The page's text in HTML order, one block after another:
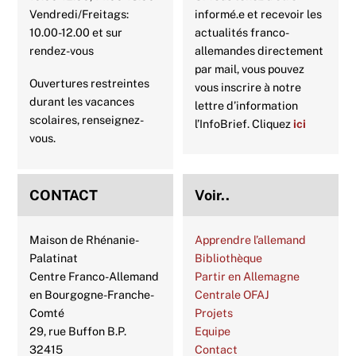
Vendredi/Freitags:
10.00-12.00 et sur
rendez-vous
Ouvertures restreintes
durant les vacances
scolaires, renseignez-
vous.
informé.e et recevoir les
actualités franco-
allemandes directement
par mail, vous pouvez
vous inscrire à notre
lettre d’information
l’InfoBrief. Cliquezici
CONTACT
Maison de Rhénanie-
Palatinat
Centre Franco-Allemand
en Bourgogne-Franche-
Comté
29, rue Buffon B.P.
32415
Voir..
Apprendre l’allemand
Bibliothèque
Partir en Allemagne
Centrale OFAJ
Projets
Equipe
Contact